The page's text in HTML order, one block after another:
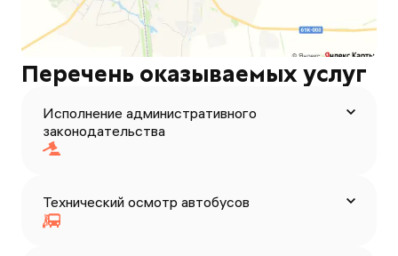
Перечень оказываемых услуг
Исполнение административного
законодательства
Технический осмотр автобусов